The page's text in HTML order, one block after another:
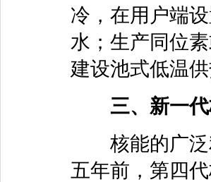
冷，在用户端
水；生产同位
建设池式低温
三、新一代
核能的广泛
五年前，第四